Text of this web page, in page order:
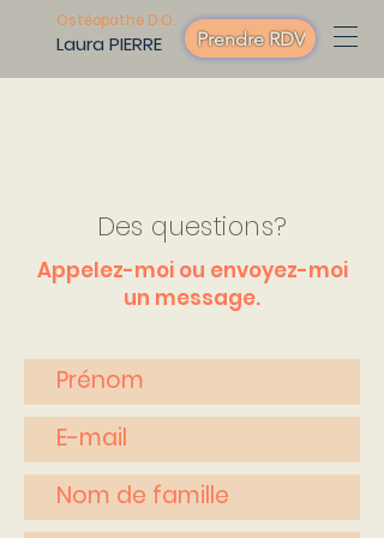
Laura PIERRE
Ostéopathe D.O.
Prendre RDV
Des questions?
Appelez-moi ou envoyez-moi
un message.